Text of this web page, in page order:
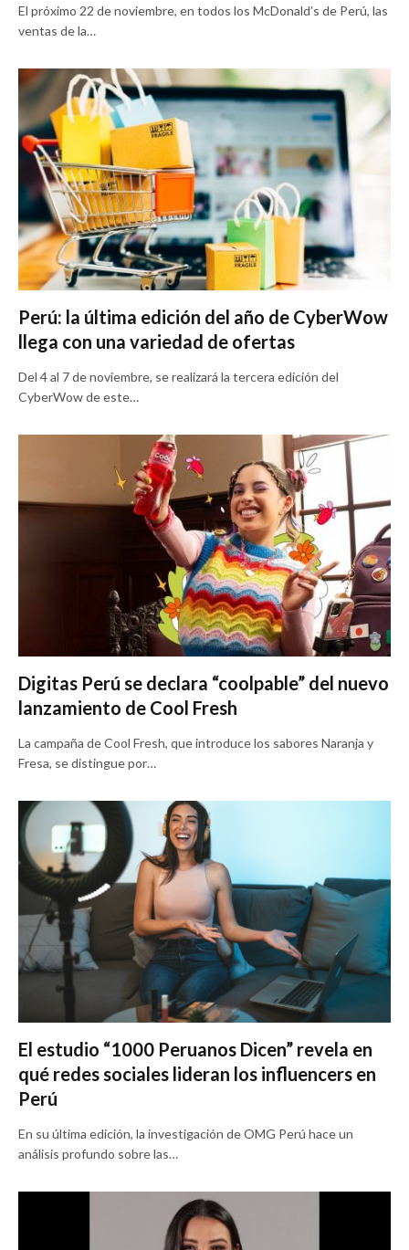
El próximo 22 de noviembre, en todos los McDonald’s de Perú, las
ventas de la…
Perú: la última edición del año de CyberWow
llega con una variedad de ofertas
Del 4 al 7 de noviembre, se realizará la tercera edición del
CyberWow de este…
Digitas Perú se declara “coolpable” del nuevo
lanzamiento de Cool Fresh
La campaña de Cool Fresh, que introduce los sabores Naranja y
Fresa, se distingue por…
El estudio “1000 Peruanos Dicen” revela en
qué redes sociales lideran los influencers en
Perú
En su última edición, la investigación de OMG Perú hace un
análisis profundo sobre las…